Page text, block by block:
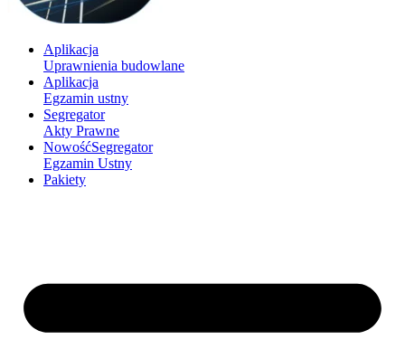
Aplikacja
Uprawnienia budowlane
Aplikacja
Egzamin ustny
Segregator
Akty Prawne
NowośćSegregator
Egzamin Ustny
Pakiety